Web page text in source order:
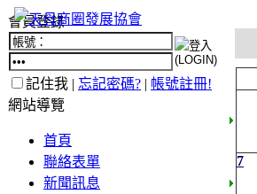
會員登錄
記住我 | 忘記密碼? | 帳號註冊!
網站導覽
首頁
聯絡表單
新聞訊息
7